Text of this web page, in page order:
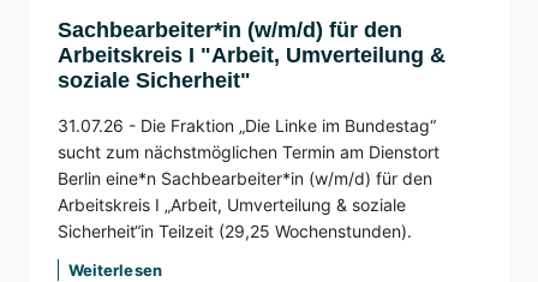
Sachbearbeiter*in (w/m/d) für den
Arbeitskreis I "Arbeit, Umverteilung &
soziale Sicherheit"
31.07.26 - Die Fraktion „Die Linke im Bundestag“
sucht zum nächstmöglichen Termin am Dienstort
Berlin eine*n Sachbearbeiter*in (w/m/d) für den
Arbeitskreis I „Arbeit, Umverteilung & soziale
Sicherheit“in Teilzeit (29,25 Wochenstunden).
Weiterlesen